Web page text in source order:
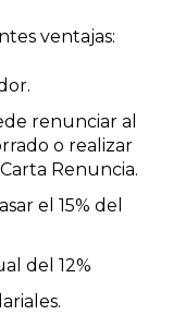
ventajas:
renunciar al
o realizar
Renuncia.
el 15% del
del 12%